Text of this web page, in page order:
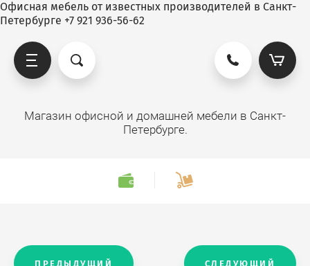
Офисная мебель от известных производителей в Санкт-
Петербурге +7 921 936-56-62
Магазин офисной и домашней мебели в Санкт-
Петербурге.
ПРЕДЫДУЩИЙ СЛЕДУЮЩИЙ